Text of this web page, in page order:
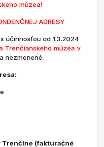
múzea!
ADRESY
účinnosťou od 1.3.2024
Trenčianskeho múzea v
nezmenené.
Trenčíne (fakturačné